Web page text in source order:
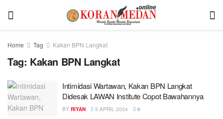
Home Tag Kakan BPN Langkat
Tag: Kakan BPN Langkat
Intimidasi Wartawan, Kakan BPN Langkat
Didesak LAWAN Institute Copot Bawahannya
BY RIYAN 5 APRIL 2024 0